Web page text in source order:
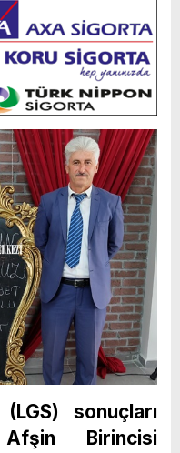
sonuçları
Afşin Birincisi